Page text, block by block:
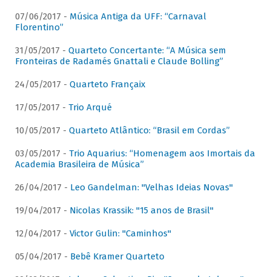
07/06/2017 - Música Antiga da UFF: “Carnaval
Florentino”
31/05/2017 - Quarteto Concertante: “A Música sem
Fronteiras de Radamés Gnattali e Claude Bolling”
24/05/2017 - Quarteto Françaix
17/05/2017 - Trio Arqué
10/05/2017 - Quarteto Atlântico: “Brasil em Cordas”
03/05/2017 - Trio Aquarius: “Homenagem aos Imortais da
Academia Brasileira de Música”
26/04/2017 - Leo Gandelman: "Velhas Ideias Novas"
19/04/2017 - Nicolas Krassik: "15 anos de Brasil"
12/04/2017 - Victor Gulin: "Caminhos"
05/04/2017 - Bebê Kramer Quarteto